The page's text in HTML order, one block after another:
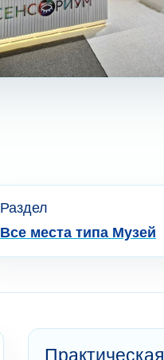
Раздел
Все места типа Музей
Практическая